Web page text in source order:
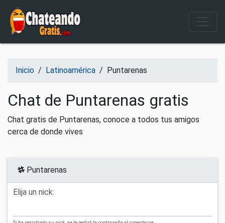
Salir del contenido
Inicio / Latinoamérica / Puntarenas
Chat de Puntarenas gratis
Chat gratis de Puntarenas, conoce a todos tus amigos
cerca de donde vives
Puntarenas
Elija un nick: